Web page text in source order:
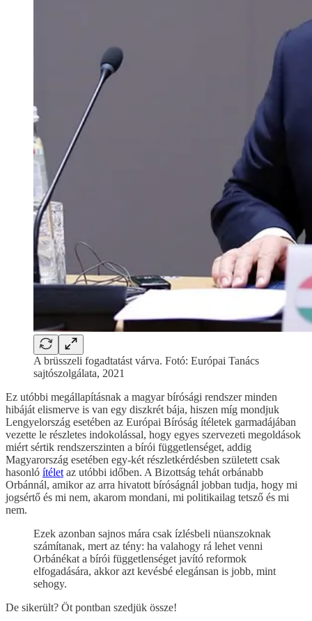
A brüsszeli fogadtatást várva. Fotó: Európai Tanács
sajtószolgálata, 2021
Ez utóbbi megállapításnak a magyar bírósági rendszer minden
hibáját elismerve is van egy diszkrét bája, hiszen míg mondjuk
Lengyelország esetében az Európai Bíróság ítéletek garmadájában
vezette le részletes indokolással, hogy egyes szervezeti megoldások
miért sértik rendszerszinten a bírói függetlenséget, addig
Magyarország esetében egy-két részletkérdésben született csak
hasonló ítélet az utóbbi időben. A Bizottság tehát orbánabb
Orbánnál, amikor az arra hivatott bíróságnál jobban tudja, hogy mi
jogsértő és mi nem, akarom mondani, mi politikailag tetsző és mi
nem.
Ezek azonban sajnos mára csak ízlésbeli nüanszoknak
számítanak, mert az tény: ha valahogy rá lehet venni
Orbánékat a bírói függetlenséget javító reformok
elfogadására, akkor azt kevésbé elegánsan is jobb, mint
sehogy.
De sikerült? Öt pontban szedjük össze!